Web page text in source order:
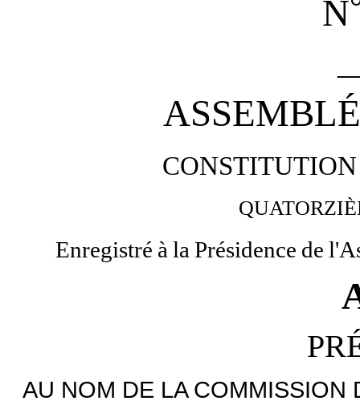
N
CONSTITUTION
Enregistré à la Présidence de
AU NOM DE LA COMMISSION